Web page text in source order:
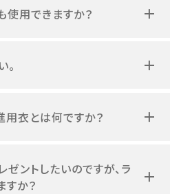
使用できますか？
衣とは何ですか？
ントしたいのですが、ラ
すか？